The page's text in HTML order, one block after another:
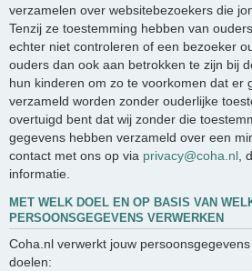
verzamelen over websitebezoekers die
Tenzij ze toestemming hebben van
echter niet controleren of een bezoeker
ouders dan ook aan betrokken te zijn bij
hun kinderen om zo te voorkomen dat er
verzameld worden zonder ouderlijke
overtuigd bent dat wij zonder die
gegevens hebben verzameld over een
contact met ons op via privacy@coha.nl ,
informatie.
MET WELK DOEL EN OP BASIS VAN
PERSOONSGEGEVENS VERWERKEN
Coha.nl verwerkt jouw
doelen: